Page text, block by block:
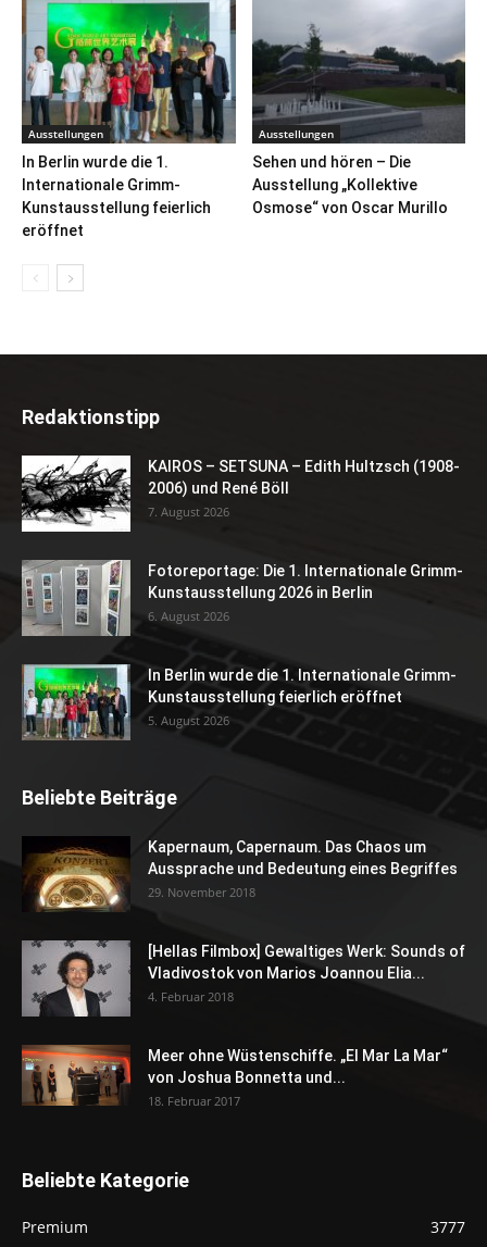
Ausstellungen
In Berlin wurde die 1.
Internationale Grimm-
Kunstausstellung feierlich
eröffnet
Ausstellungen
Sehen und hören – Die
Ausstellung „Kollektive
Osmose“ von Oscar Murillo
Redaktionstipp
KAIROS – SETSUNA – Edith Hultzsch (1908-
2006) und René Böll
7. August 2026
Fotoreportage: Die 1. Internationale Grimm-
Kunstausstellung 2026 in Berlin
6. August 2026
In Berlin wurde die 1. Internationale Grimm-
Kunstausstellung feierlich eröffnet
5. August 2026
Beliebte Beiträge
Kapernaum, Capernaum. Das Chaos um
Aussprache und Bedeutung eines Begriffes
29. November 2018
[Hellas Filmbox] Gewaltiges Werk: Sounds of
Vladivostok von Marios Joannou Elia...
4. Februar 2018
Meer ohne Wüstenschiffe. „El Mar La Mar“
von Joshua Bonnetta und...
18. Februar 2017
Beliebte Kategorie
Premium
3777